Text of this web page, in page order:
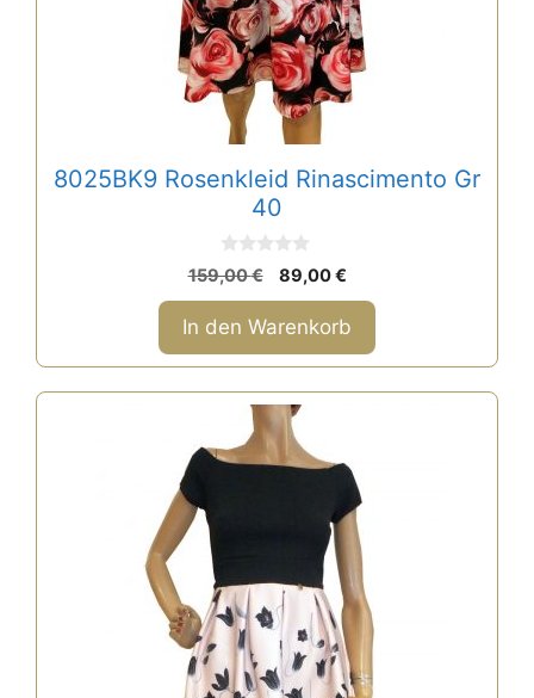
8025BK9 Rosenkleid Rinascimento Gr
40
0
v
o
n
5
159,00€
Ursprünglicher
Preis
war:
159,00 €
89,00€Aktueller
Preis
ist:
89,00 €.
In den Warenkorb